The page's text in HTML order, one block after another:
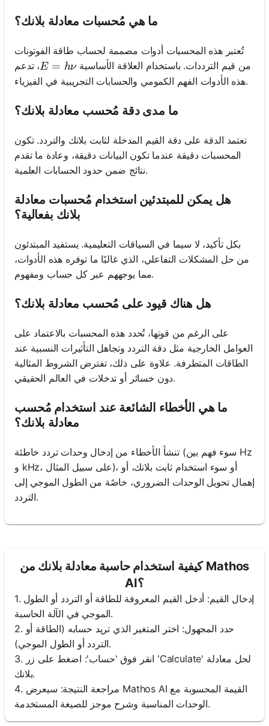
ما هي مُحسبات معادلة بلانك؟
تُعتبر هذه المحسبات أدوات مصممة لحساب طاقة الفوتونات
من قيم الترددات. باستخدام العلاقة الأساسيةE = h\nu
E = hν
، تدعم
هذه الأدوات الفهم الكمومي والحسابات التجريبية في الفيزياء.
ما مدى دقة مُحسب معادلة بلانك؟
تعتمد الدقة على دقة القيم المدخلة لثابت بلانك والتردد. تكون
المحسبات دقيقة عندما تكون البيانات دقيقة، وعادة ما تقدم
نتائج ضمن حدود الحسابات العلمية.
هل يمكن للمبتدئين استخدام مُحسبات معادلة
بلانك بفعالية؟
بكل تأكيد، لا سيما في السياقات التعليمية. يستفيد المبتدئون
من حل المشكلات التفاعلي، الذي غالبًا ما توفره هذه الأدوات،
مما يوجههم عبر كل حساب ومفهوم.
هل هناك قيود على مُحسب معادلة بلانك؟
على الرغم من قوتها، تُحدد هذه المحسبات بالاعتماد على
العوامل الخارجية مثل دقة التردد وتجاهل التأثيرات النسبية عند
الطاقات المتطرفة. علاوة على ذلك، تفترض الشروط المثالية
دون خسائر أو تدخلات في العالم الحقيقي.
ما هي الأخطاء الشائعة عند استخدام مُحسب
معادلة بلانك؟
تنشأ الأخطاء من إدخال وحدات تردد خاطئة (سوء فهم بين Hz
و kHz، على سبيل المثال)، أو سوء استخدام ثابت بلانك، أو
إهمال تحويل الوحدات الضروري، خاصًة من الطول الموجي إلى
التردد.
كيفية استخدام حاسبة معادلة بلانك من Mathos
AI؟
1. إدخال القيم: أدخل القيم المعروفة للطاقة أو التردد أو الطول
الموجي في الآلة الحاسبة.
2. حدد المجهول: اختر المتغير الذي تريد حسابه (الطاقة أو
التردد أو الطول الموجي).
3. انقر فوق 'حساب': اضغط على زر 'Calculate' لحل معادلة
بلانك.
4. مراجعة النتيجة: سيعرض Mathos AI القيمة المحسوبة مع
الوحدات المناسبة وشرح موجز للصيغة المستخدمة.